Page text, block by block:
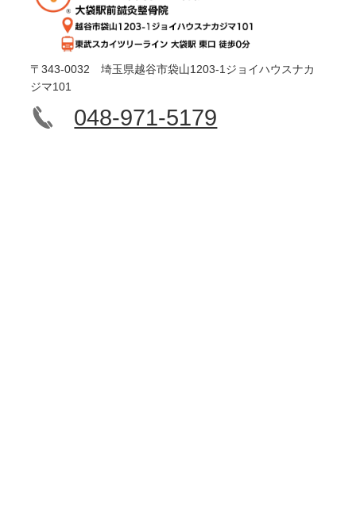
〒343-0032 埼玉県越谷市袋山1203-1ジョイハウスナカ
ジマ101
048-971-5179